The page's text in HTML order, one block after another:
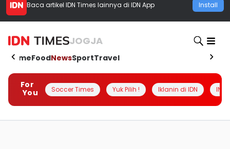
Baca artikel IDN Times lainnya di IDN App Install
JOGJA
HomeFoodNewsSportTravel
For
You
Soccer Times Yuk Pilih ! Iklanin di IDN